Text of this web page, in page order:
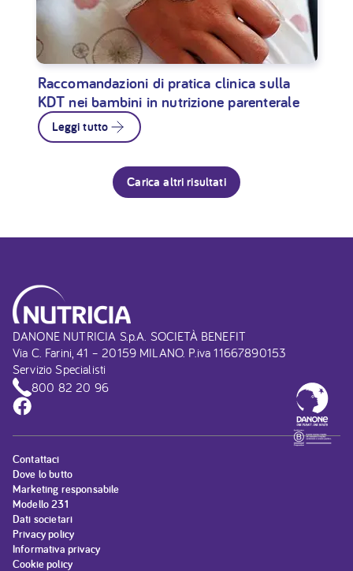
Raccomandazioni di pratica clinica sulla
KDT nei bambini in nutrizione parenterale
Leggi tutto
Carica altri risultati
DANONE NUTRICIA S.p.A. SOCIETÀ BENEFIT
Via C. Farini, 41 – 20159 MILANO. P.iva 11667890153
Servizio Specialisti
800 82 20 96
Contattaci
Dove lo butto
Marketing responsabile
Modello 231
Dati societari
Privacy policy
Informativa privacy
Cookie policy